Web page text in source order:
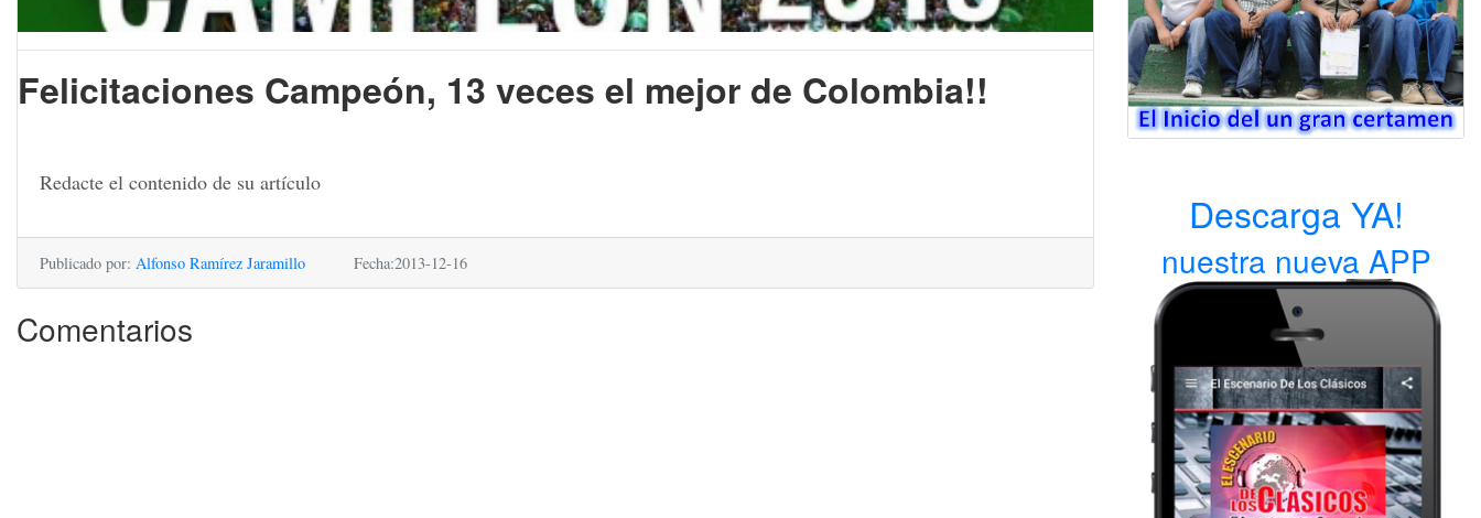
Felicitaciones Campeón, 13 veces el mejor de Colombia!!
Redacte el contenido de su artículo
Publicado por: Alfonso Ramírez Jaramillo Fecha:2013-12-16
Comentarios
Descarga YA!
nuestra nueva APP